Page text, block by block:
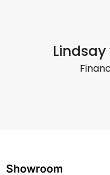
Showroom